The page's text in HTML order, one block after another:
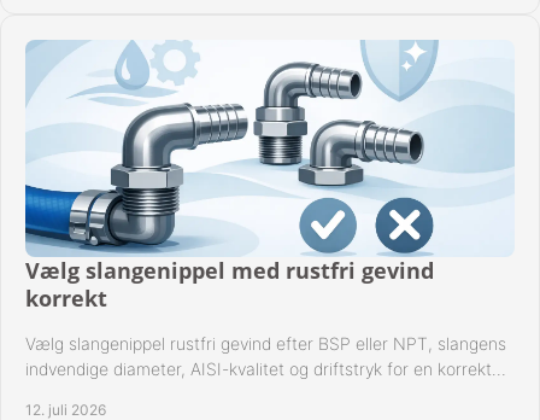
Vælg slangenippel med rustfri gevind
korrekt
Vælg slangenippel rustfri gevind efter BSP eller NPT, slangens
indvendige diameter, AISI-kvalitet og driftstryk for en korrekt
12. juli 2026